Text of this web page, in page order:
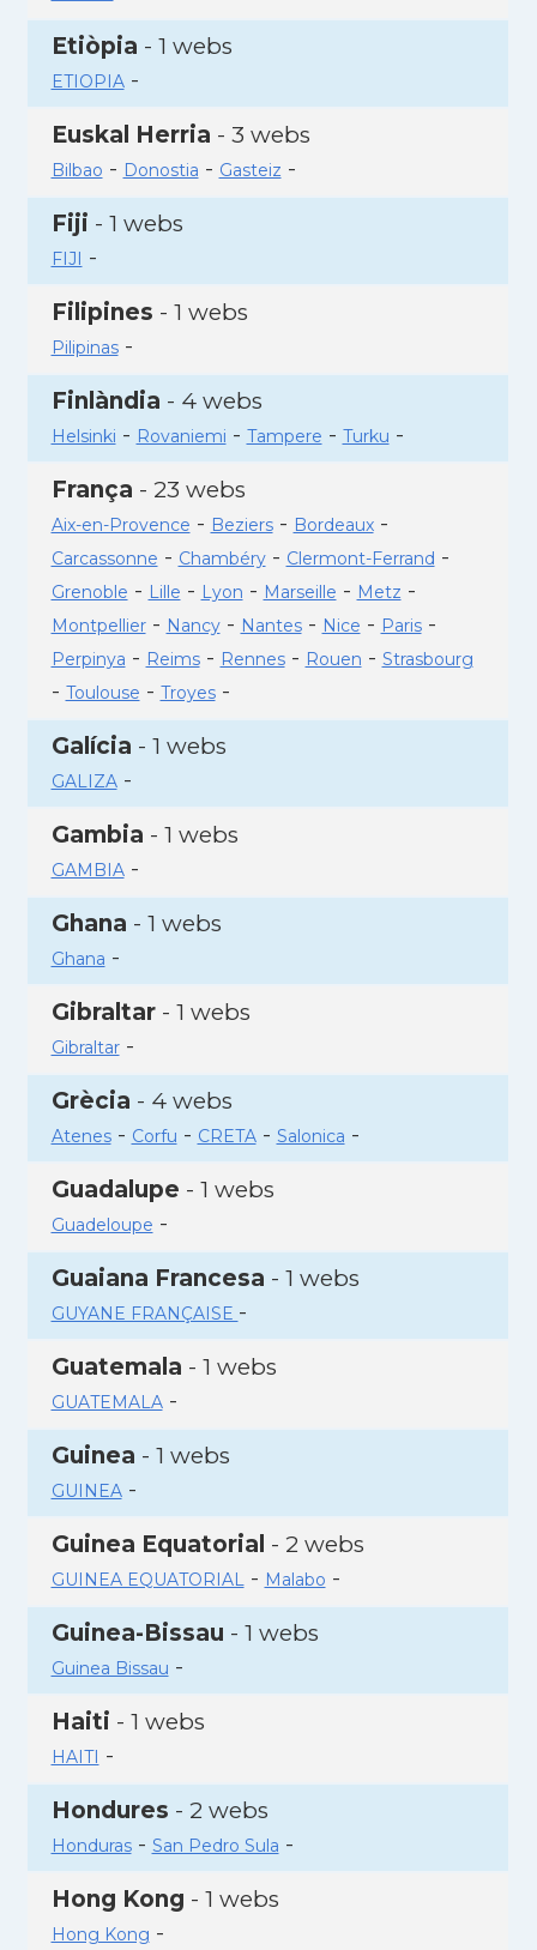
Etiòpia - 1 webs
ETIOPIA-
Euskal Herria - 3 webs
Bilbao - Donostia - Gasteiz -
Fiji - 1 webs
FIJI -
Filipines - 1 webs
Pilipinas-
Finlàndia - 4 webs
Helsinki - Rovaniemi - Tampere - Turku -
França - 23 webs
Aix-en-Provence - Beziers- Bordeaux-
Carcassonne - Chambéry- Clermont-Ferrand -
Grenoble - Lille - Lyon - Marseille - Metz -
Montpellier- Nancy- Nantes- Nice - Paris-
Perpinya - Reims- Rennes- Rouen - Strasbourg
- Toulouse - Troyes-
Galícia - 1 webs
GALIZA-
Gambia - 1 webs
GAMBIA-
Ghana - 1 webs
Ghana -
Gibraltar- 1 webs
Gibraltar-
Grècia - 4 webs
Atenes- Corfu - CRETA- Salonica -
Guadalupe - 1 webs
Guadeloupe -
Guaiana Francesa - 1 webs
GUYANE FRANÇAISE -
Guatemala - 1 webs
GUATEMALA-
Guinea - 1 webs
GUINEA-
Guinea Equatorial - 2 webs
GUINEA EQUATORIAL- Malabo -
Guinea-Bissau - 1 webs
Guinea Bissau -
Haiti - 1 webs
HAITI -
Hondures - 2 webs
Honduras- San Pedro Sula -
Hong Kong - 1 webs
Hong Kong -